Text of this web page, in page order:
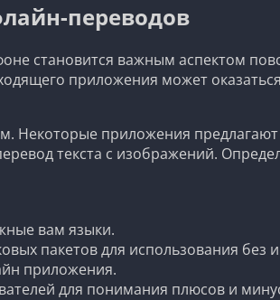
переводов
становится важным аспектом
приложения может
Некоторые приложения
текста с изображений.
вам языки.
пакетов для использования без
приложения.
для понимания плюсов и